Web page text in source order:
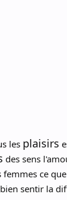
les plaisirs
des sens
femmes ce
sentir la